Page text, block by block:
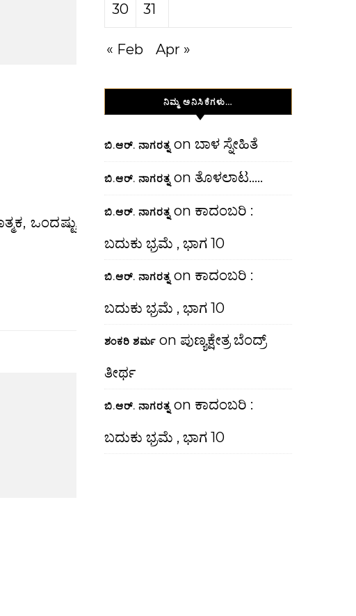
30 31
« Feb Apr »
ನಿಮ್ಮ ಅನಿಸಿಕೆಗಳು…
ಬಿ.ಆರ್. ನಾಗರತ್ನ on ಬಾಳ ಸ್ನೇಹಿತೆ
ಬಿ.ಆರ್. ನಾಗರತ್ನ on ತೊಳಲಾಟ…..
ಬಿ.ಆರ್. ನಾಗರತ್ನ on ಕಾದಂಬರಿ :
ಬದುಕು ಭ್ರಮೆ , ಭಾಗ 10
ಬಿ.ಆರ್. ನಾಗರತ್ನ on ಕಾದಂಬರಿ :
ಬದುಕು ಭ್ರಮೆ , ಭಾಗ 10
ಶಂಕರಿ ಶರ್ಮ on ಪುಣ್ಯಕ್ಷೇತ್ರ ಬೆಂದ್ರ್
ತೀರ್ಥ
ಬಿ.ಆರ್. ನಾಗರತ್ನ on ಕಾದಂಬರಿ :
ಬದುಕು ಭ್ರಮೆ , ಭಾಗ 10